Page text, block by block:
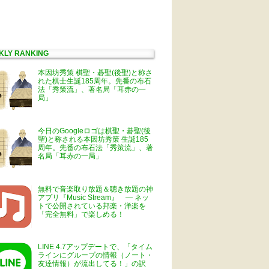
RANKING
本因坊秀策 棋聖・碁聖(後聖)と称さ
れた棋士生誕185周年。先番の布石
法「秀策流」、著名局「耳赤の一
局」
今日のGoogleロゴは棋聖・碁聖(後
聖)と称される本因坊秀策 生誕185
周年。先番の布石法「秀策流」、著
名局「耳赤の一局」
無料で音楽取り放題＆聴き放題の神
アプリ『Music Stream』 ― ネッ
トで公開されている邦楽・洋楽を
「完全無料」で楽しめる！
LINE 4.7アップデートで、「タイム
ラインにグループの情報（ノート・
友達情報）が流出してる！」の訳